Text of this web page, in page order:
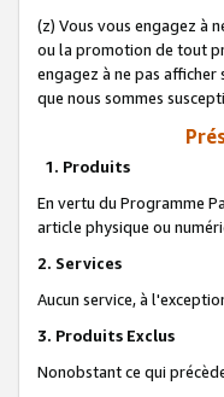
(z) Vous vous engagez à
ou la promotion de tout
engagez à ne pas
que nous sommes
1. Produits
En vertu du Programme
article physique ou
2. Services
Aucun service, à
3. Produits Exclus
Nonobstant ce qui